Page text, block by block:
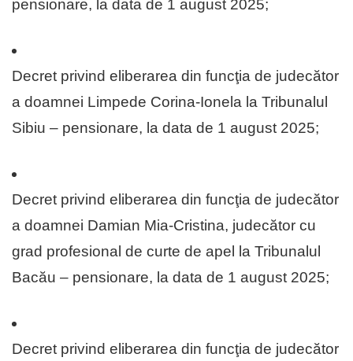
pensionare, la data de 1 august 2025;
Decret privind eliberarea din funcţia de judecător
a doamnei Limpede Corina-Ionela la Tribunalul
Sibiu – pensionare, la data de 1 august 2025;
Decret privind eliberarea din funcţia de judecător
a doamnei Damian Mia-Cristina, judecător cu
grad profesional de curte de apel la Tribunalul
Bacău – pensionare, la data de 1 august 2025;
Decret privind eliberarea din funcţia de judecător